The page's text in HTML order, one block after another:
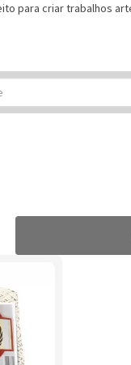
para criar trabalhos